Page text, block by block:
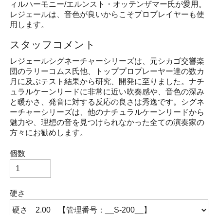
ィルハーモニー/エルンスト・オッテンザマー氏が愛用。
レジェールは、音色が良いからこそプロプレイヤーも使
用します。
スタッフコメント
レジェールシグネーチャーシリーズは、元シカゴ交響楽
団のラリーコムス氏他、トッププロプレーヤー達の数カ
月に及ぶテスト結果から研究、開発に至りました。ナチ
ュラルケーンリードに非常に近い吹奏感や、音色の深み
と暖かさ、発音に対する反応の良さは秀逸です。シグネ
ーチャーシリーズは、他のナチュラルケーンリードから
魅力や、理想の音を見つけられなかった全ての演奏家の
方々にお勧めします。
個数
硬さ